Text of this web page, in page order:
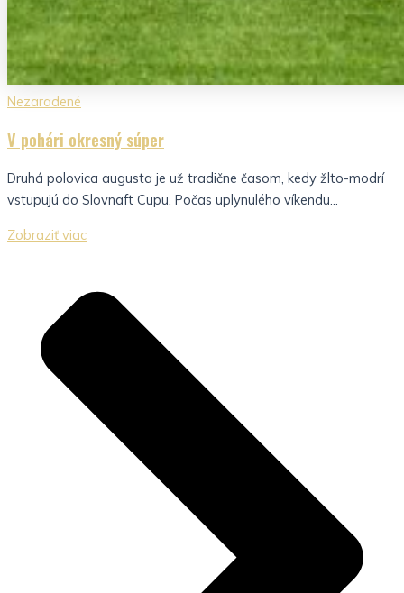
Nezaradené
V pohári okresný súper
Druhá polovica augusta je už tradične časom, kedy žlto-modrí
vstupujú do Slovnaft Cupu. Počas uplynulého víkendu...
Zobraziť viac